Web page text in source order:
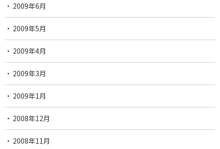
2009年6月
2009年5月
2009年4月
2009年3月
2009年1月
2008年12月
2008年11月